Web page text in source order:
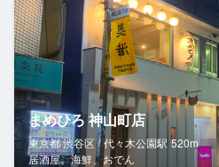
まめひろ 神山町店
東京都 渋谷区 / 代々木公園駅 520m
居酒屋、海鮮、おでん